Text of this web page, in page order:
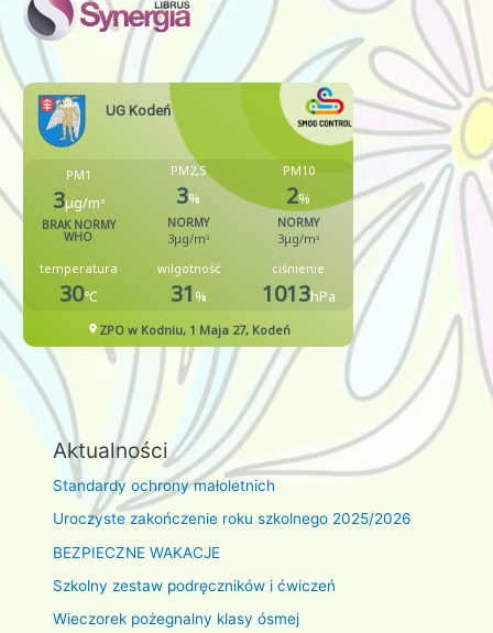
Aktualności
Standardy ochrony małoletnich
Uroczyste zakończenie roku szkolnego 2025/2026
BEZPIECZNE WAKACJE
Szkolny zestaw podręczników i ćwiczeń
Wieczorek pożegnalny klasy ósmej